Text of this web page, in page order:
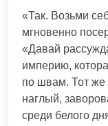
«Так. Возьми
мгновенно
«Давай
империю,
по швам. Тот же
наглый,
среди белого